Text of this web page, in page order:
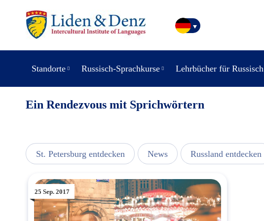
Standorte Russisch-Sprachkurse Lehrbücher für Russisch
Ein Rendezvous mit Sprichwörtern
St. Petersburg entdecken News Russland entdecken
25 Sep. 2017